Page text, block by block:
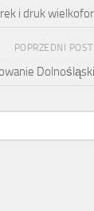
i druk
POPRZEDNI POST